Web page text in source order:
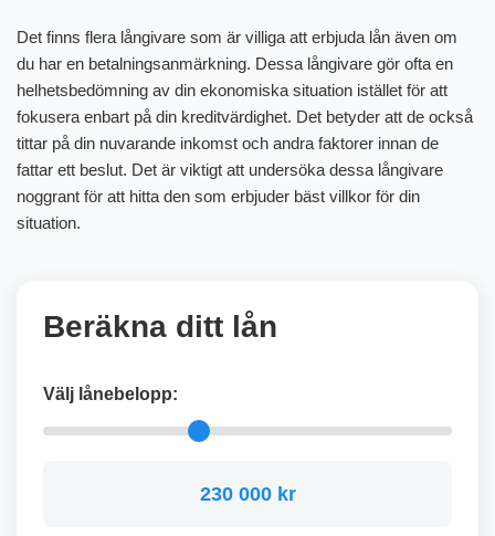
Det finns flera långivare som är villiga att erbjuda lån även om
du har en betalningsanmärkning. Dessa långivare gör ofta en
helhetsbedömning av din ekonomiska situation istället för att
fokusera enbart på din kreditvärdighet. Det betyder att de också
tittar på din nuvarande inkomst och andra faktorer innan de
fattar ett beslut. Det är viktigt att undersöka dessa långivare
noggrant för att hitta den som erbjuder bäst villkor för din
situation.
Beräkna ditt lån
Välj lånebelopp:
230 000 kr